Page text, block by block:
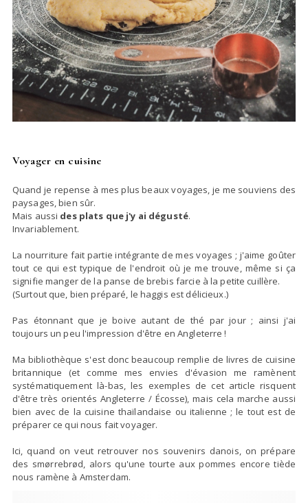
Voyager en cuisine
Quand je repense à mes plus beaux voyages, je me souviens des
paysages, bien sûr.
Mais aussi des plats que j'y ai dégusté.
Invariablement.
La nourriture fait partie intégrante de mes voyages ; j'aime goûter
tout ce qui est typique de l'endroit où je me trouve, même si ça
signifie manger de la panse de brebis farcie à la petite cuillère.
(Surtout que, bien préparé, le haggis est délicieux.)
Pas étonnant que je boive autant de thé par jour ; ainsi j'ai
toujours un peu l'impression d'être en Angleterre !
Ma bibliothèque s'est donc beaucoup remplie de livres de cuisine
britannique (et comme mes envies d'évasion me ramènent
systématiquement là-bas, les exemples de cet article risquent
d'être très orientés Angleterre / Écosse), mais cela marche aussi
bien avec de la cuisine thaïlandaise ou italienne ; le tout est de
préparer ce qui nous fait voyager.
Ici, quand on veut retrouver nos souvenirs danois, on prépare
des smørrebrød, alors qu'une tourte aux pommes encore tiède
nous ramène à Amsterdam.